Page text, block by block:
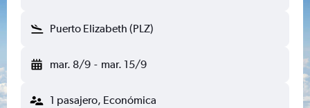
Puerto Elizabeth (PLZ)
mar. 8/9 - mar. 15/9
1 pasajero, Económica